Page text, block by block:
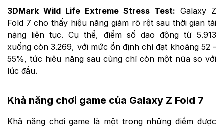
3DMark Wild Life Extreme Stress Test: Galaxy Z
Fold 7 cho thấy hiệu năng giảm rõ rệt sau thời gian tải
nặng liên tục. Cụ thể, điểm số dao động từ 5.913
xuống còn 3.269, với mức ổn định chỉ đạt khoảng 52 -
55%, tức hiệu năng sau cùng chỉ còn một nửa so với
lúc đầu.
Khả năng chơi game của Galaxy Z Fold 7
Khả năng chơi game là một trong những điểm được